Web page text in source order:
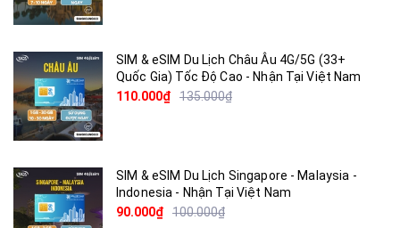
SIM & eSIM Du Lịch Châu Âu 4G/5G (33+
Quốc Gia) Tốc Độ Cao - Nhận Tại Việt Nam
110.000₫ 135.000₫
SIM & eSIM Du Lịch Singapore - Malaysia -
Indonesia - Nhận Tại Việt Nam
90.000₫ 100.000₫